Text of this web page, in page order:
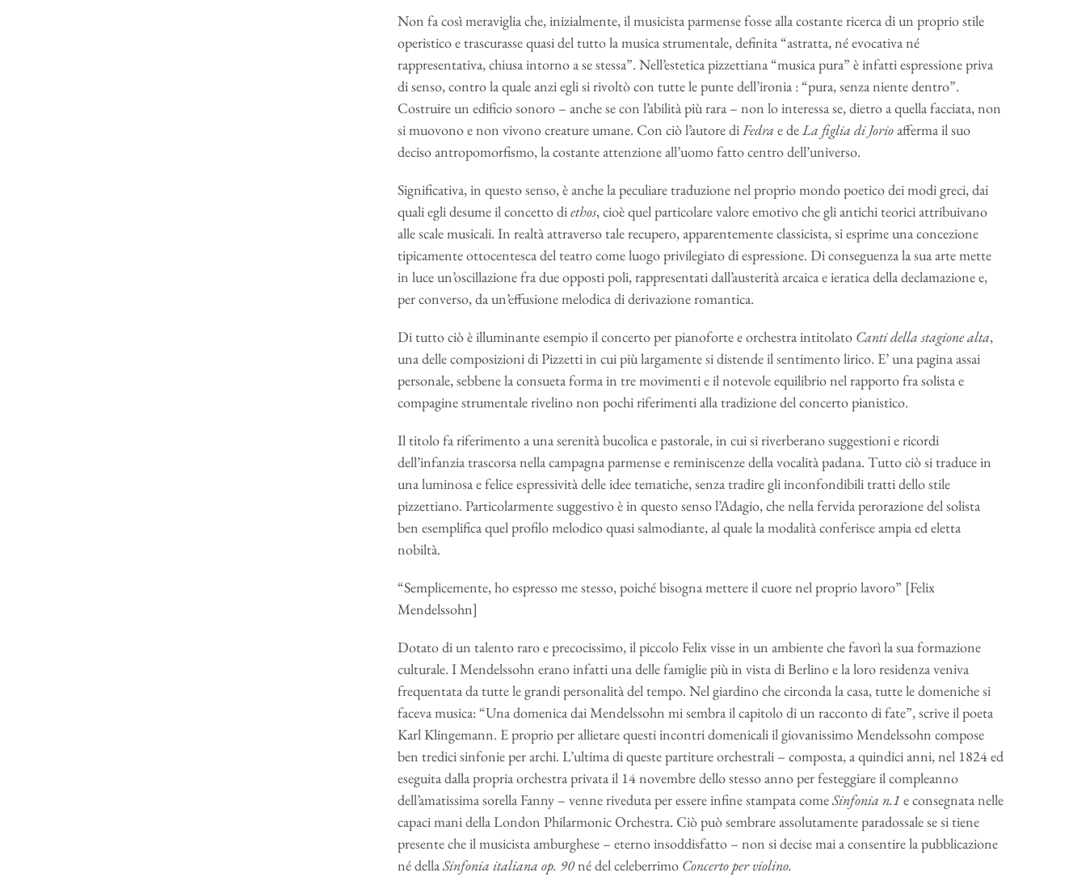
Non fa così meraviglia che, inizialmente, il musicista parmense fosse alla costante ricerca di un proprio stile
operistico e trascurasse quasi del tutto la musica strumentale, definita “astratta, né evocativa né
rappresentativa, chiusa intorno a se stessa”. Nell’estetica pizzettiana “musica pura” è infatti espressione priva
di senso, contro la quale anzi egli si rivoltò con tutte le punte dell’ironia : “pura, senza niente dentro”.
Costruire un edificio sonoro – anche se con l’abilità più rara – non lo interessa se, dietro a quella facciata, non
si muovono e non vivono creature umane. Con ciò l’autore diFedra e deLa figlia di Jorioafferma il suo
deciso antropomorfismo, la costante attenzione all’uomo fatto centro dell’universo.
Significativa, in questo senso, è anche la peculiare traduzione nel proprio mondo poetico dei modi greci, dai
quali egli desume il concetto diethos, cioè quel particolare valore emotivo che gli antichi teorici attribuivano
alle scale musicali. In realtà attraverso tale recupero, apparentemente classicista, si esprime una concezione
tipicamente ottocentesca del teatro come luogo privilegiato di espressione. Di conseguenza la sua arte mette
in luce un’oscillazione fra due opposti poli, rappresentati dall’austerità arcaica e ieratica della declamazione e,
per converso, da un’effusione melodica di derivazione romantica.
Di tutto ciò è illuminante esempio il concerto per pianoforte e orchestra intitolato Canti della stagione alta,
una delle composizioni di Pizzetti in cui più largamente si distende il sentimento lirico. E’ una pagina assai
personale, sebbene la consueta forma in tre movimenti e il notevole equilibrio nel rapporto fra solista e
compagine strumentale rivelino non pochi riferimenti alla tradizione del concerto pianistico.
Il titolo fa riferimento a una serenità bucolica e pastorale, in cui si riverberano suggestioni e ricordi
dell’infanzia trascorsa nella campagna parmense e reminiscenze della vocalità padana. Tutto ciò si traduce in
una luminosa e felice espressività delle idee tematiche, senza tradire gli inconfondibili tratti dello stile
pizzettiano. Particolarmente suggestivo è in questo senso l’Adagio, che nella fervida perorazione del solista
ben esemplifica quel profilo melodico quasi salmodiante, al quale la modalità conferisce ampia ed eletta
nobiltà.
“Semplicemente, ho espresso me stesso, poiché bisogna mettere il cuore nel proprio lavoro” [Felix
Mendelssohn]
Dotato di un talento raro e precocissimo, il piccolo Felix visse in un ambiente che favorì la sua formazione
culturale. I Mendelssohn erano infatti una delle famiglie più in vista di Berlino e la loro residenza veniva
frequentata da tutte le grandi personalità del tempo. Nel giardino che circonda la casa, tutte le domeniche si
faceva musica: “Una domenica dai Mendelssohn mi sembra il capitolo di un racconto di fate”, scrive il poeta
Karl Klingemann. E proprio per allietare questi incontri domenicali il giovanissimo Mendelssohn compose
ben tredici sinfonie per archi. L’ultima di queste partiture orchestrali – composta, a quindici anni, nel 1824 ed
eseguita dalla propria orchestra privata il 14 novembre dello stesso anno per festeggiare il compleanno
dell’amatissima sorella Fanny – venne riveduta per essere infine stampata comeSinfonia n.1 e consegnata nelle
capaci mani della London Philarmonic Orchestra. Ciò può sembrare assolutamente paradossale se si tiene
presente che il musicista amburghese – eterno insoddisfatto – non si decise mai a consentire la pubblicazione
né dellaSinfonia italiana op. 90né del celeberrimo Concerto per violino.